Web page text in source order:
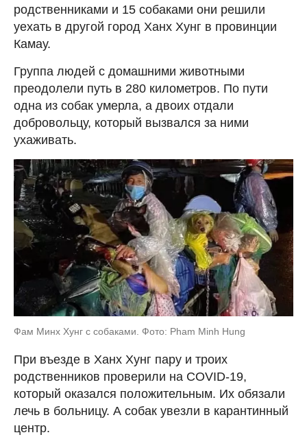
родственниками и 15 собаками они решили
уехать в другой город Ханх Хунг в провинции
Камау.
Группа людей с домашними животными
преодолели путь в 280 километров. По пути
одна из собак умерла, а двоих отдали
добровольцу, который вызвался за ними
ухаживать.
Фам Минх Хунг с собаками. Фото: Pham Minh Hung
При въезде в Ханх Хунг пару и троих
родственников проверили на COVID-19,
который оказался положительным. Их обязали
лечь в больницу. А собак увезли в карантинный
центр.